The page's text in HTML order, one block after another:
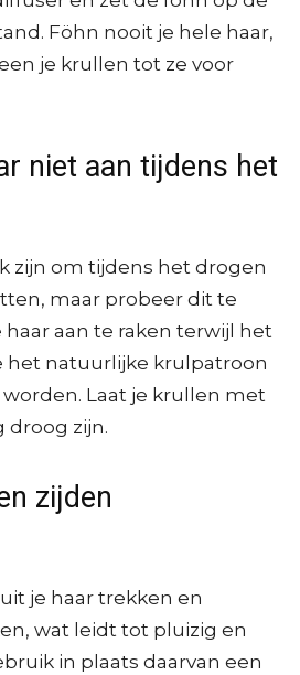
Föhn nooit je hele haar,
je krullen tot ze voor
niet aan tijdens het
zijn om tijdens het drogen
maar probeer dit te
aan te raken terwijl het
het natuurlijke krulpatroon
Laat je krullen met
droog zijn.
zijden
je haar trekken en
wat leidt tot pluizig en
in plaats daarvan een